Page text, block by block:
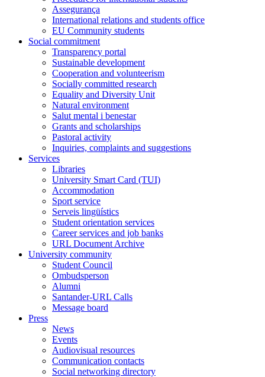
Assegurança
International relations and students office
EU Community students
Social commitment
Transparency portal
Sustainable development
Cooperation and volunteerism
Socially committed research
Equality and Diversity Unit
Natural environment
Salut mental i benestar
Grants and scholarships
Pastoral activity
Inquiries, complaints and suggestions
Services
Libraries
University Smart Card (TUI)
Accommodation
Sport service
Serveis lingüístics
Student orientation services
Career services and job banks
URL Document Archive
University community
Student Council
Ombudsperson
Alumni
Santander-URL Calls
Message board
Press
News
Events
Audiovisual resources
Communication contacts
Social networking directory